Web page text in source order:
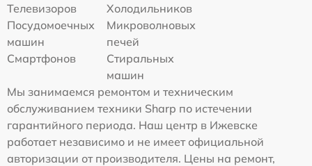
Телевизоров
Холодильников
Посудомоечных
машин
Микроволновых
печей
Смартфонов
Стиральных
машин
Мы занимаемся ремонтом и техническим
обслуживанием техники Sharp по истечении
гарантийного периода. Наш центр в Ижевске
работает независимо и не имеет официальной
авторизации от производителя. Цены на ремонт,